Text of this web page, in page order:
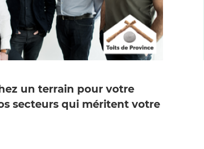
un terrain pour votre
secteurs qui méritent votre